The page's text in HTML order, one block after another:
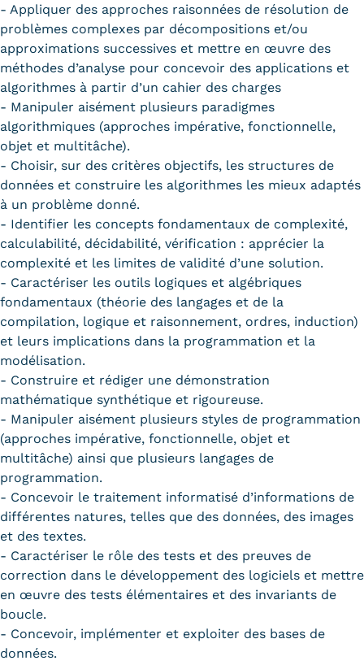
- Appliquer des approches raisonnées de résolution de
problèmes complexes par décompositions et/ou
approximations successives et mettre en œuvre des
méthodes d’analyse pour concevoir des applications et
algorithmes à partir d’un cahier des charges
- Manipuler aisément plusieurs paradigmes
algorithmiques (approches impérative, fonctionnelle,
objet et multitâche).
- Choisir, sur des critères objectifs, les structures de
données et construire les algorithmes les mieux adaptés
à un problème donné.
- Identifier les concepts fondamentaux de complexité,
calculabilité, décidabilité, vérification : apprécier la
complexité et les limites de validité d’une solution.
- Caractériser les outils logiques et algébriques
fondamentaux (théorie des langages et de la
compilation, logique et raisonnement, ordres, induction)
et leurs implications dans la programmation et la
modélisation.
- Construire et rédiger une démonstration
mathématique synthétique et rigoureuse.
- Manipuler aisément plusieurs styles de programmation
(approches impérative, fonctionnelle, objet et
multitâche) ainsi que plusieurs langages de
programmation.
- Concevoir le traitement informatisé d’informations de
différentes natures, telles que des données, des images
et des textes.
- Caractériser le rôle des tests et des preuves de
correction dans le développement des logiciels et mettre
en œuvre des tests élémentaires et des invariants de
boucle.
- Concevoir, implémenter et exploiter des bases de
données.